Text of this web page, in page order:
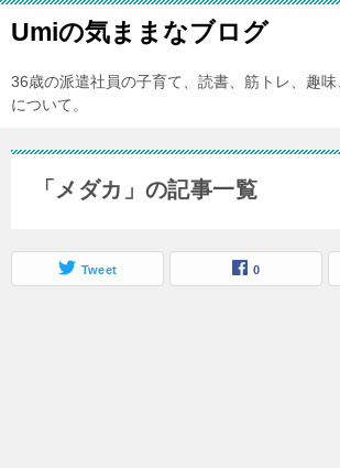
Umiの気ままなブログ
36歳の派遣社員の子育て、読書、筋トレ、趣
について。
「メダカ」の記事一覧
Tweet 0